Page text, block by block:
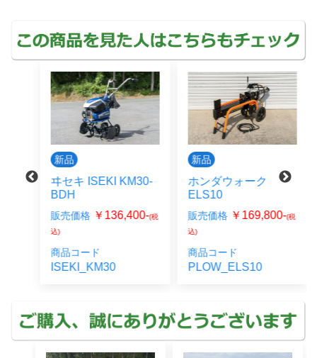
新品
ヰセキ ISEKI KM30-
BDH
販売価格 ￥136,400-(税
込)
商品コード
ISEKI_KM30
新品
ホンダウォーク
ELS10
販売価格 ￥169,800-(税
込)
商品コード
PLOW_ELS10